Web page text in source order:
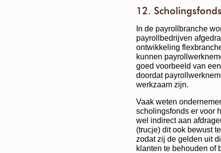
12.
In de payrollbranche
payrollbedrijven
ontwikkeling
kunnen
goed voorbeeld van
doordat
werkzaam zijn.
Vaak weten
scholingsfonds er voor
wel indirect aan
(trucje) dit ook bewust
zodat zij de gelden uit
klanten te behouden of